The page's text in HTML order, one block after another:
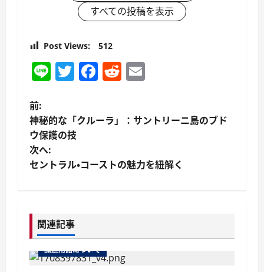
すべての投稿を表示
Post Views: 512
LineTwitter
Facebook
Reddit
投
稿
ナ
ゲ
ー
シ
前:
神秘的な「クルーラ」：サントリーニ島のブド
ウ保護の技
次へ:
セントラル・コーストの魅力を紐解く
関連記事
醸造用語について